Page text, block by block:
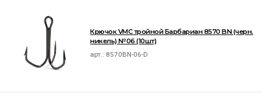
Крючок VMC тройной Барбариан 8570 BN (черн.
никель) №06 (10шт)
арт.: 8570BN-06-D